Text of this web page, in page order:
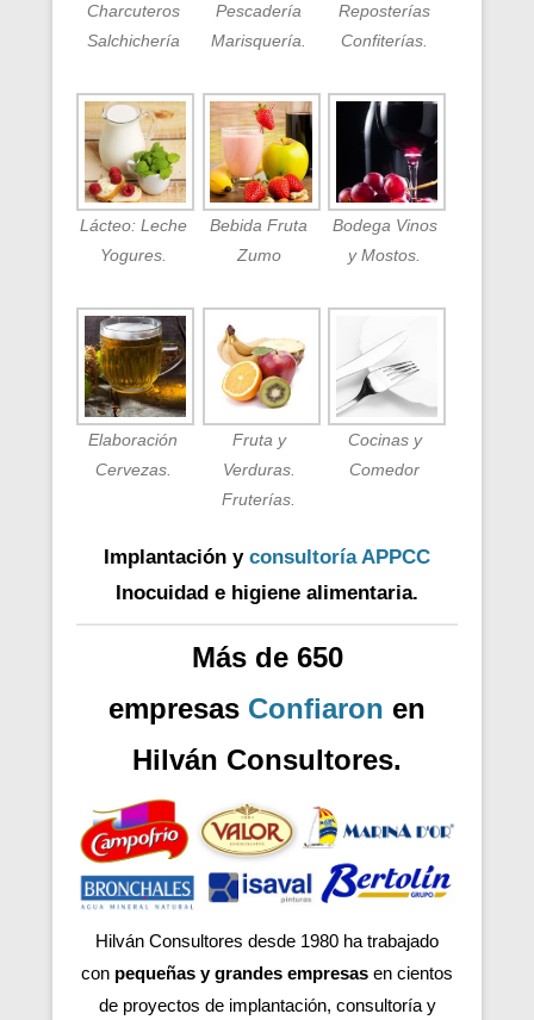
Charcuteros
Salchichería
Pescadería
Marisquería.
Reposterías
Confiterías.
Lácteo: Leche
Yogures.
Bebida Fruta
Zumo
Bodega Vinos
y Mostos.
Elaboración
Cervezas.
Fruta y
Verduras.
Fruterías.
Cocinas y
Comedor
Implantación y consultoría APPCC
Inocuidad e higiene alimentaria.
Más de 650
empresas Confiaron en
Hilván Consultores.
Hilván Consultores desde 1980 ha trabajado
con pequeñas y grandes empresas en cientos
de proyectos de implantación, consultoría y